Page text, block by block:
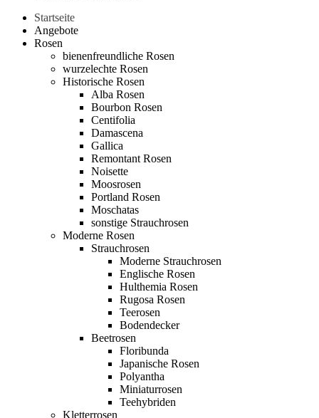
Startseite
Angebote
Rosen
bienenfreundliche Rosen
wurzelechte Rosen
Historische Rosen
Alba Rosen
Bourbon Rosen
Centifolia
Damascena
Gallica
Remontant Rosen
Noisette
Moosrosen
Portland Rosen
Moschatas
sonstige Strauchrosen
Moderne Rosen
Strauchrosen
Moderne Strauchrosen
Englische Rosen
Hulthemia Rosen
Rugosa Rosen
Teerosen
Bodendecker
Beetrosen
Floribunda
Japanische Rosen
Polyantha
Miniaturrosen
Teehybriden
Kletterrosen